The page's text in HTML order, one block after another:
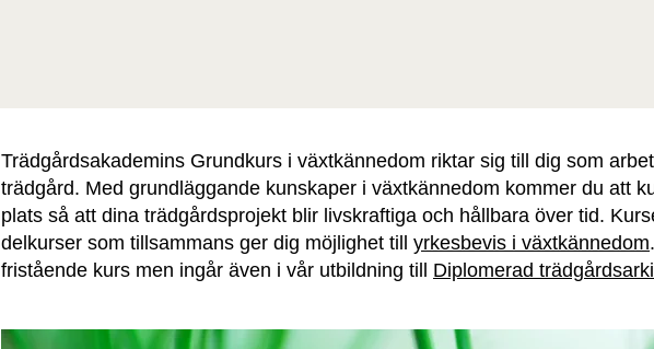
Trädgårdsakademins Grundkurs i växtkännedom riktar sig till dig som
trädgård. Med grundläggande kunskaper i växtkännedom kommer du att
plats så att dina trädgårdsprojekt blir livskraftiga och hållbara över tid.
delkurser som tillsammans ger dig möjlighet till yrkesbevis i växtkännedom
fristående kurs men ingår även i vår utbildning till Diplomerad